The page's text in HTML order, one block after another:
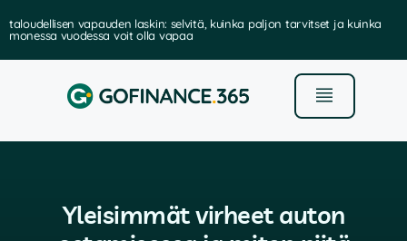
taloudellisen vapauden laskin: selvitä, kuinka paljon tarvitset ja kuinka
monessa vuodessa voit olla vapaa
Yleisimmät virheet auton